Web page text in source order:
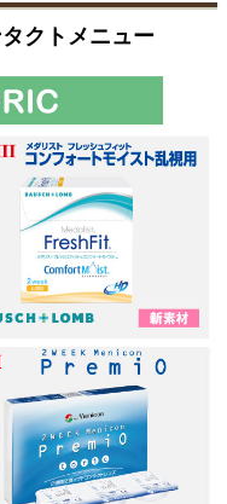
クトメニュー